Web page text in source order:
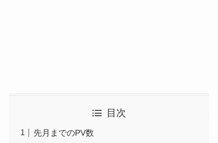
目次
先月までのPV数